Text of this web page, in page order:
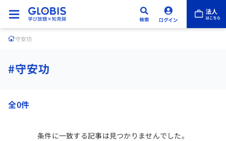
守安功
#守安功
全0件
条件に一致する記事は見つかりませんでした。